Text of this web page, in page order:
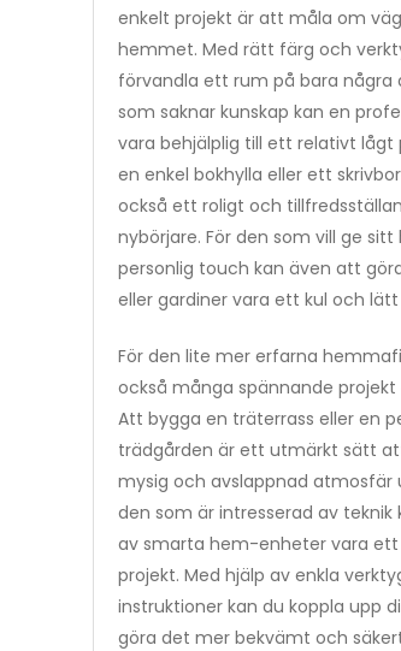
enkelt projekt är att måla om
hemmet. Med rätt färg och
förvandla ett rum på bara några
som saknar kunskap kan en
vara behjälplig till ett relativt lågt
en enkel bokhylla eller ett
också ett roligt och
nybörjare. För den som vill ge sitt
personlig touch kan även att
eller gardiner vara ett kul och lätt
För den lite mer erfarna
också många spännande
Att bygga en träterrass eller en
trädgården är ett utmärkt sätt
mysig och avslappnad atmosfär
den som är intresserad av teknik
av smarta hem-enheter vara ett
projekt. Med hjälp av enkla
instruktioner kan du koppla upp
göra det mer bekvämt och